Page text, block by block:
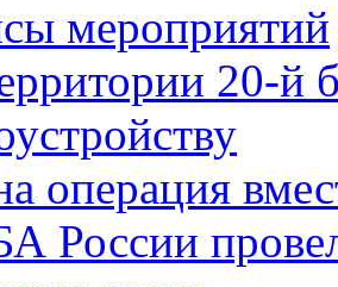
мероприятий
20-й
операция
России